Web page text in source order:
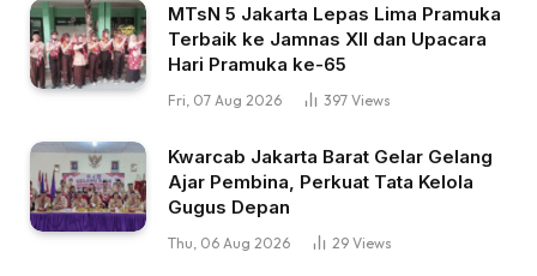
MTsN 5 Jakarta Lepas Lima Pramuka
Terbaik ke Jamnas XII dan Upacara
Hari Pramuka ke-65
Fri, 07 Aug 2026 397 Views
Kwarcab Jakarta Barat Gelar Gelang
Ajar Pembina, Perkuat Tata Kelola
Gugus Depan
Thu, 06 Aug 2026 29 Views